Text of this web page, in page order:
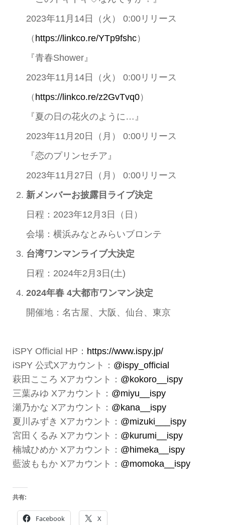
2023年11月14日（火） 0:00リリース
（ https://linkco.re/YTp9fshc）
『青春Shower』
2023年11月14日（火） 0:00リリース
（ https://linkco.re/z2GvTvq0）
『夏の日の花火のように…』
2023年11月20日（月） 0:00リリース
『恋のプリンセチア』
2023年11月27日（月） 0:00リリース
新メンバーお披露目ライブ決定
日程：2023年12月3日（日）
会場：横浜みなとみらいブロンテ
台湾ワンマンライブ大決定
日程：2024年2月3日(土)
2024年春 4大都市ワンマン決定
開催地：名古屋、大阪、仙台、東京
iSPY Official HP： https://www.ispy.jp/
iSPY 公式Xアカウント： @ispy_official
萩田こころ Xアカウント： @kokoro__ispy
三葉みゆ Xアカウント： @miyu__ispy
瀬乃かな Xアカウント： @kana__ispy
夏川みずき Xアカウント： @mizuki___ispy
宮田くるみ Xアカウント： @kurumi__ispy
楠城ひめか Xアカウント： @himeka__ispy
藍波ももか Xアカウント： @momoka__ispy
共有:
Facebook X